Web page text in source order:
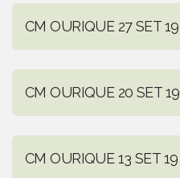
CM OURIQUE 27 SET 19
CM OURIQUE 20 SET 19
CM OURIQUE 13 SET 19